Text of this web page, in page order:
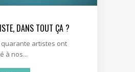
DANS TOUT ÇA ?
quarante artistes ont
à nos...